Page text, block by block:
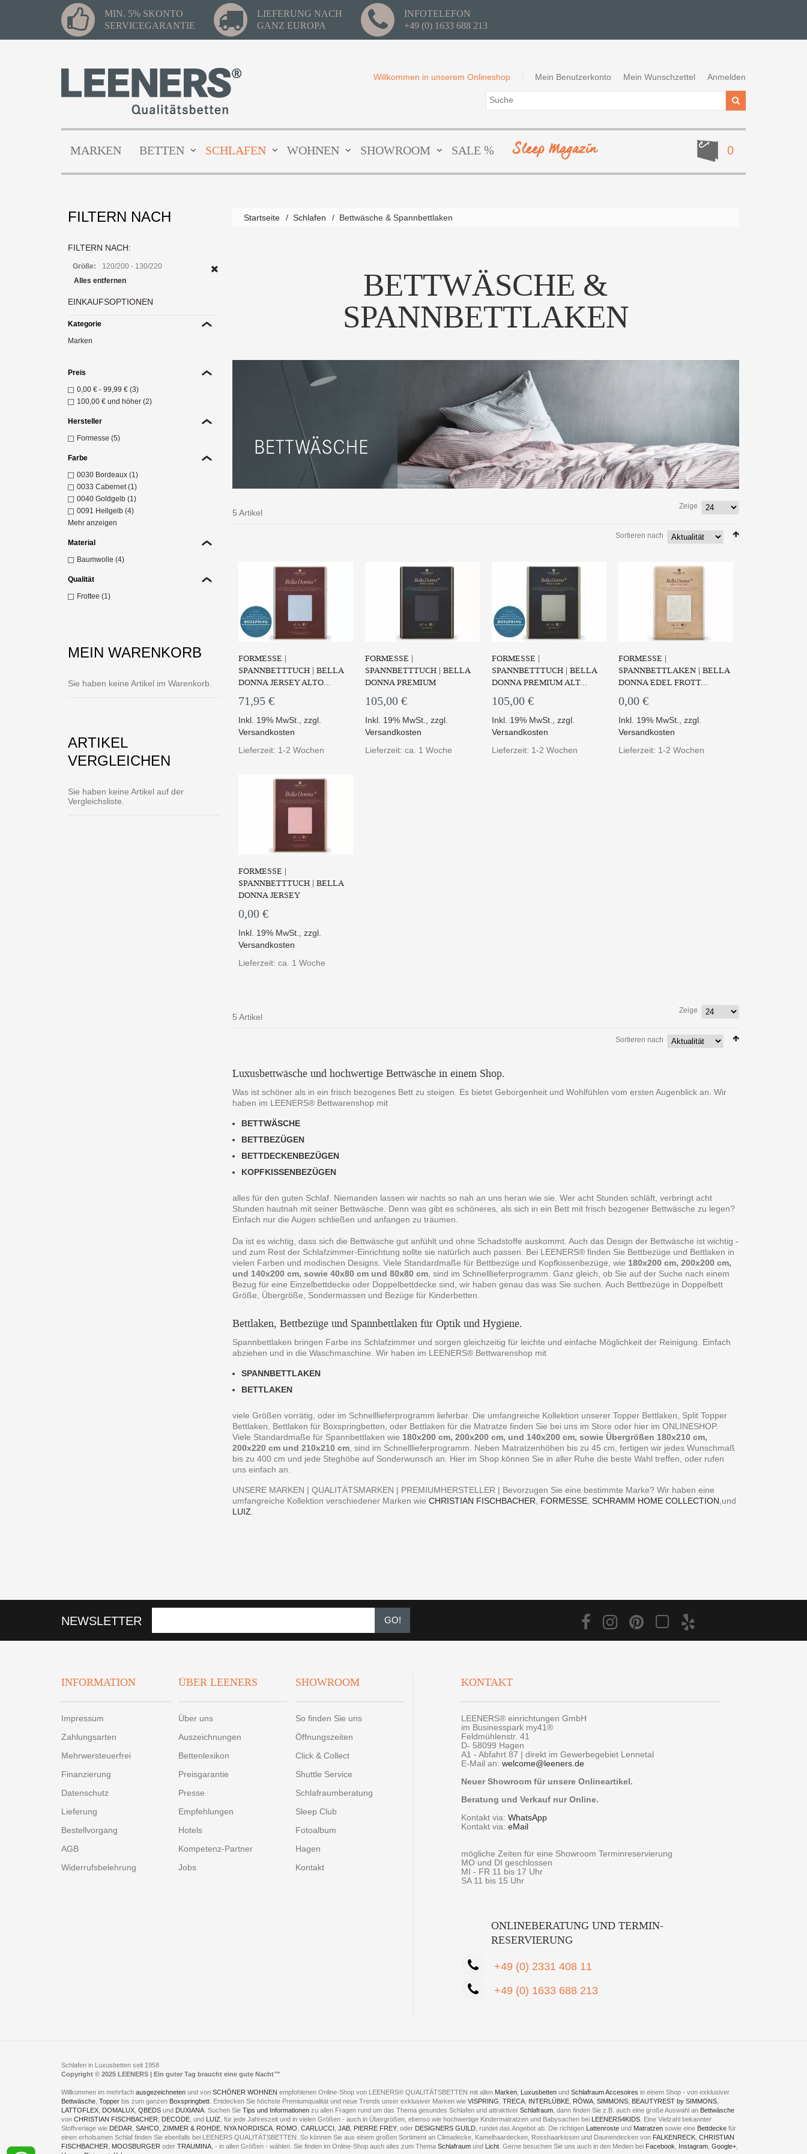
MIN. 5% SKONTO
SERVICEGARANTIE
LIEFERUNG NACH
GANZ EUROPA
INFOTELEFON
+49 (0) 1633 688 213
Mein Benutzerkonto Mein Wunschzettel Anmelden
Willkommen in unserem Onlineshop
0
MARKEN BETTEN SCHLAFEN WOHNEN SHOWROOM SALE % Sleep Magazin
Startseite / Schlafen / Bettwäsche & Spannbettlaken
BETTWÄSCHE &
SPANNBETTLAKEN
5 Artikel
Zeige
Sortieren nach
FORMESSE |
SPANNBETTTUCH | BELLA
DONNA JERSEY ALTO...
71,95 €
Inkl. 19% MwSt.,zzgl.
Versandkosten
Lieferzeit: 1-2 Wochen
FORMESSE |
SPANNBETTTUCH | BELLA
DONNA PREMIUM
105,00 €
Inkl. 19% MwSt., zzgl.
Versandkosten
Lieferzeit: ca. 1 Woche
Die Premium-Ausführung von
Bella Donna - Noch...
FORMESSE |
SPANNBETTTUCH | BELLA
DONNA PREMIUM ALT...
105,00 €
Inkl. 19% MwSt., zzgl.
Versandkosten
Lieferzeit: 1-2 Wochen
Die Premium-Ausführung von
Bella Donna - Noch...
FORMESSE |
SPANNBETTLAKEN | BELLA
DONNA EDEL FROTT...
0,00 €
Inkl. 19% MwSt., zzgl.
Versandkosten
Lieferzeit: 1-2 Wochen
FORMESSE |
SPANNBETTTUCH | BELLA
DONNA JERSEY
0,00 €
Inkl. 19% MwSt. ,zzgl.
Versandkosten
Lieferzeit: ca. 1 Woche
5 Artikel
Zeige
Sortieren nach
Luxusbettwäsche und hochwertige Bettwäsche in einem Shop.
Was ist schöner als in ein frisch bezogenes Bett zu steigen. Es bietet Geborgenheit und Wohlfühlen vom ersten Augenblick an. Wir
haben im LEENERS® Bettwarenshop mit
BETTWÄSCHE
BETTBEZÜGEN
BETTDECKENBEZÜGEN
KOPFKISSENBEZÜGEN
alles für den guten Schlaf. Niemanden lassen wir nachts so nah an uns heran wie sie. Wer acht Stunden schläft, verbringt acht
Stunden hautnah mit seiner Bettwäsche. Denn was gibt es schöneres, als sich in ein Bett mit frisch bezogener Bettwäsche zu legen?
Einfach nur die Augen schließen und anfangen zu träumen.
Da ist es wichtig, dass sich die Bettwäsche gut anfühlt und ohne Schadstoffe auskommt. Auch das Design der Bettwäsche ist wichtig -
und zum Rest der Schlafzimmer-Einrichtung sollte sie natürlich auch passen. Bei LEENERS® finden Sie Bettbezüge und Bettlaken in
vielen Farben und modischen Designs. Viele Standardmaße für Bettbezüge und Kopfkissenbezüge, wie 180x200 cm, 200x200 cm,
und 140x200 cm, sowie 40x80 cm und 80x80 cm , sind im Schnelllieferprogramm. Ganz gleich, ob Sie auf der Suche nach einem
Bezug für eine Einzelbettdecke oder Doppelbettdecke sind, wir haben genau das was Sie suchen. Auch Bettbezüge in Doppelbett
Größe, Übergröße, Sondermassen und Bezüge für Kinderbetten.
Bettlaken, Bettbezüge und Spannbettlaken für Optik und Hygiene.
Spannbettlaken bringen Farbe ins Schlafzimmer und sorgen gleichzeitig für leichte und einfache Möglichkeit der Reinigung. Einfach
abziehen und in die Waschmaschine. Wir haben im LEENERS® Bettwarenshop mit
SPANNBETTLAKEN
BETTLAKEN
viele Größen vorrätig, oder im Schnelllieferprogramm lieferbar. Die umfangreiche Kollektion unserer Topper Bettlaken, Split Topper
Bettlaken, Bettlaken für Boxspringbetten, oder Bettlaken für die Matratze finden Sie bei uns im Store oder hier im ONLINESHOP.
Viele Standardmaße für Spannbettlaken wie 180x200 cm, 200x200 cm, und 140x200 cm, sowie Übergrößen 180x210 cm,
200x220 cm und 210x210 cm , sind im Schnelllieferprogramm. Neben Matratzenhöhen bis zu 45 cm, fertigen wir jedes Wunschmaß
bis zu 400 cm und jede Steghöhe auf Sonderwunsch an. Hier im Shop können Sie in aller Ruhe die beste Wahl treffen, oder rufen
uns einfach an.
UNSERE MARKEN | QUALITÄTSMARKEN | PREMIUMHERSTELLER | Bevorzugen Sie eine bestimmte Marke? Wir haben eine
umfangreiche Kollektion verschiedener Marken wieCHRISTIAN FISCHBACHER FORMESSE ,SCHRAMM HOME COLLECTION ,und
LUIZ
FILTERN NACH
FILTERN NACH:
Größe:
120/200 - 130/220
Alles entfernen
EINKAUFSOPTIONEN
Kategorie
Marken
Preis
0,00 € -99,99 € (3)
100,00 € und höher (2)
Hersteller
Formesse (5)
Farbe
0030 Bordeaux (1)
0033 Cabernet (1)
0040 Goldgelb (1)
0091 Hellgelb (4)
Mehr anzeigen
Material
Baumwolle (4)
Qualität
Frottee (1)
MEIN WARENKORB
Sie haben keine Artikel im Warenkorb.
ARTIKEL
VERGLEICHEN
Sie haben keine Artikel auf der
Vergleichsliste.
NEWSLETTER GO!
INFORMATION
Impressum
Zahlungsarten
Mehrwersteuerfrei
Finanzierung
Datenschutz
Lieferung
Bestellvorgang
AGB
Widerrufsbelehrung
ÜBER LEENERS
Über uns
Auszeichnungen
Bettenlexikon
Preisgarantie
Presse
Empfehlungen
Hotels
Kompetenz-Partner
Jobs
SHOWROOM
So finden Sie uns
Öffnungszeiten
Click & Collect
Shuttle Service
Schlafraumberatung
Sleep Club
Fotoalbum
Hagen
Kontakt
KONTAKT
LEENERS® einrichtungen GmbH
im Businesspark my41®
Feldmühlenstr. 41
D- 58099 Hagen
A1 - Abfahrt 87 | direkt im Gewerbegebiet Lennetal
E-Mail an: welcome@leeners.de
Neuer Showroom für unsere Onlineartikel.
Beratung und Verkauf nur Online.
Kontakt via: WhatsApp
Kontakt via: eMail
mögliche Zeiten für eine Showroom Terminreservierung
MO und DI geschlossen
MI - FR 11 bis 17 Uhr
SA 11 bis 15 Uhr
ONLINEBERATUNG UND TERMIN-
RESERVIERUNG
+49 (0) 2331 408 11
+49 (0) 1633 688 213
Schlafen in Luxusbetten seit 1958
Copyright © 2025 LEENERS | Ein guter Tag braucht eine gute Nacht™
Willkommen im mehrfach ausgezeichneten und von SCHÖNER WOHNEN empfohlenen Online-Shop von LEENERS® QUALITÄTSBETTEN mit allen Marken Luxusbetten und Schlafraum Accesoires in einem Shop - von exklusiver
Bettwäsche Topper bis zum ganzen Boxspringbett . Entdecken Sie höchste Premiumqualität und neue Trends unser exklusiver Marken wie VISPRING TRECA INTERLÜBKE RÖWA SIMMONS BEAUTYREST by SIMMONS
LATTOFLEX DOMALUX QBEDS und DUXIANA . Suchen Sie Tips und Informationen zu allen Fragen rund um das Thema gesundes Schlafen und attraktiver Schlafraum , dann finden Sie z.B. auch eine große Auswahl an Bettwäsche
von CHRISTIAN FISCHBACHER DECODE , und LUIZ , für jede Jahreszeit und in vielen Größen - auch in Übergrößen, ebenso wie hochwertige Kindermatratzen und Babysachen bei LEENERS4KIDS . Eine Vielzahl bekannter
Stoffverlage wie DEDAR SAHCO ZIMMER & ROHDE NYA NORDISCA ROMO CARLUCCI JAB PIERRE FREY, oder DESIGNERS GUILD , rundet das Angebot ab. Die richtigen Lattenroste und Matratzen sowie eine Bettdecke für
einen erholsamen Schlaf finden Sie ebenfalls bei LEENERS QUALITÄTSBETTEN. So können Sie aus einem großen Sortiment an Climadecke, Kamelhaardecken, Rosshaarkissen und Daunendecken von FALKENRECK CHRISTIAN
FISCHBACHER
MOOSBURGER oder TRAUMINA , - in allen Größen - wählen. Sie finden im Online-Shop auch alles zum Thema Schlafraum und Licht . Gerne besuchen Sie uns auch in den Medien bei Facebook Instagram Google+